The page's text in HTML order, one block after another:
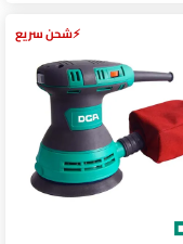
شحن سريع